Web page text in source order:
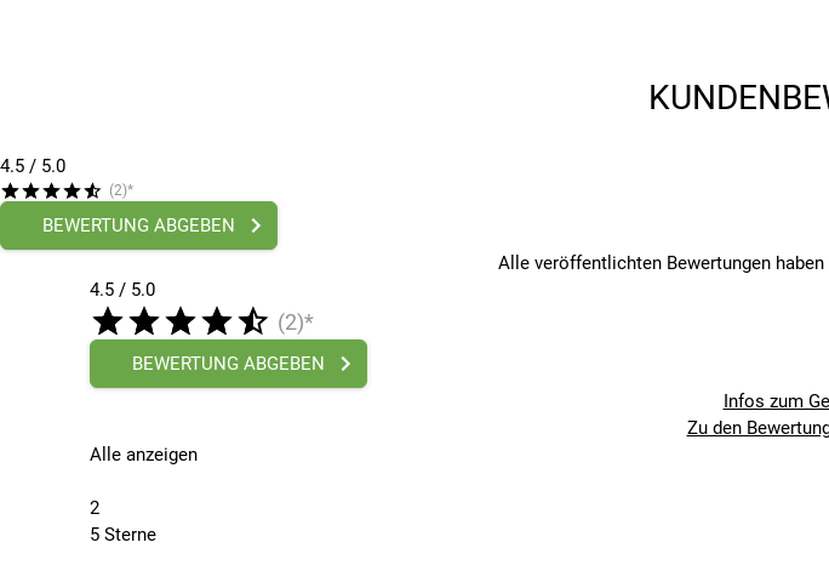
4.5 / 5.0
(2)*
BEWERTUNG ABGEBEN
Alle veröffentlichten Bewertungen
4.5 / 5.0
(2)*
BEWERTUNG ABGEBEN
Infos zum
Zu den
Alle anzeigen
2
5 Sterne